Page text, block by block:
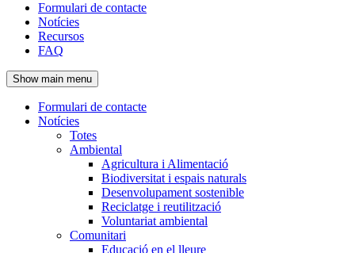
Navegació
principal
de
l'encapçalament
Formulari de contacte
Notícies
Recursos
FAQ
Show main menu
Navegació
principal
Formulari de contacte
Notícies
Totes
Ambiental
Agricultura i Alimentació
Biodiversitat i espais naturals
Desenvolupament sostenible
Reciclatge i reutilització
Voluntariat ambiental
Comunitari
Educació en el lleure